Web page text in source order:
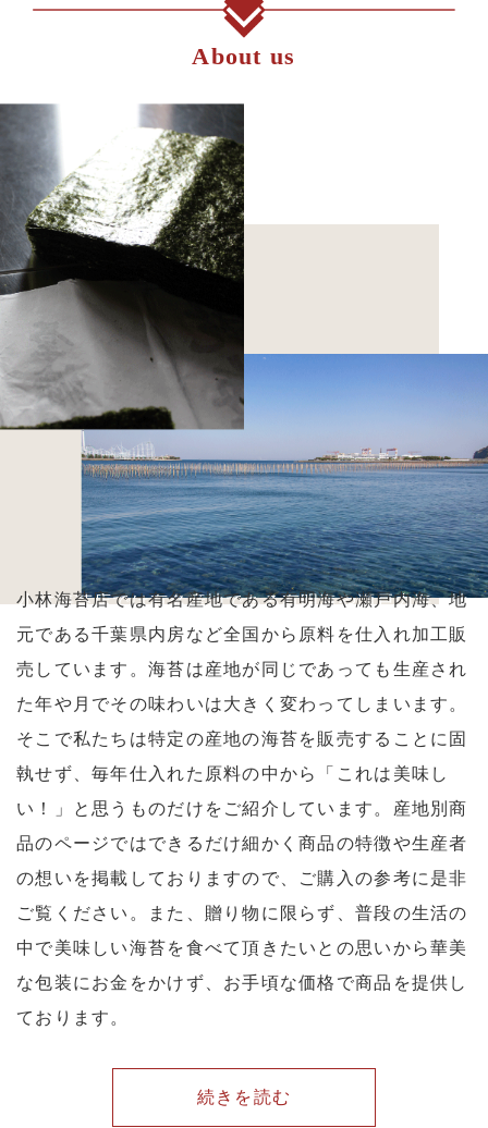
About us
小林海苔店では有名産地である有明海や瀬戸内海、地
元である千葉県内房など全国から原料を仕入れ加工販
売しています。海苔は産地が同じであっても生産され
た年や月でその味わいは大きく変わってしまいます。
そこで私たちは特定の産地の海苔を販売することに固
執せず、毎年仕入れた原料の中から「これは美味し
い！」と思うものだけをご紹介しています。産地別商
品のページではできるだけ細かく商品の特徴や生産者
の想いを掲載しておりますので、ご購入の参考に是非
ご覧ください。また、贈り物に限らず、普段の生活の
中で美味しい海苔を食べて頂きたいとの思いから華美
な包装にお金をかけず、お手頃な価格で商品を提供し
ております。
続きを読む